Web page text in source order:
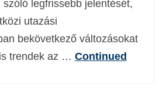
legfrissebb jelentését,
utazási
bekövetkező változásokat
trendek az … Continued